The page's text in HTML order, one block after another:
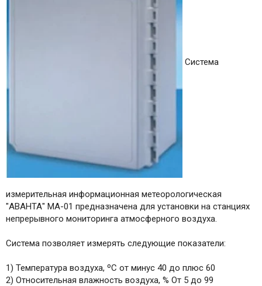
Система
измерительная информационная метеорологическая
"АВАНТА" МА-01 предназначена для установки на станциях
непрерывного мониторинга атмосферного воздуха.
Система позволяет измерять следующие показатели:
1) Температура воздуха, ºС от минус 40 до плюс 60
2) Относительная влажность воздуха, % От 5 до 99